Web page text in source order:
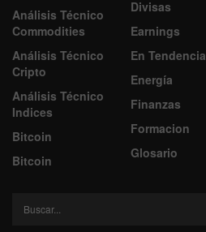
Análisis Técnico
Commodities
Análisis Técnico
Cripto
Análisis Técnico
Indices
Bitcoin
Bitcoin
Divisas
Earnings
En Tendencia
Energía
Finanzas
Formacion
Glosario